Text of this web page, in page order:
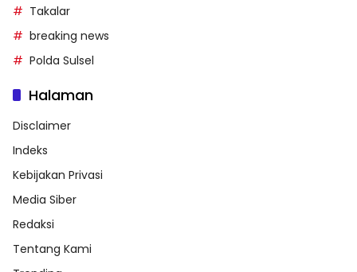
Takalar
breaking news
Polda Sulsel
Halaman
Disclaimer
Indeks
Kebijakan Privasi
Media Siber
Redaksi
Tentang Kami